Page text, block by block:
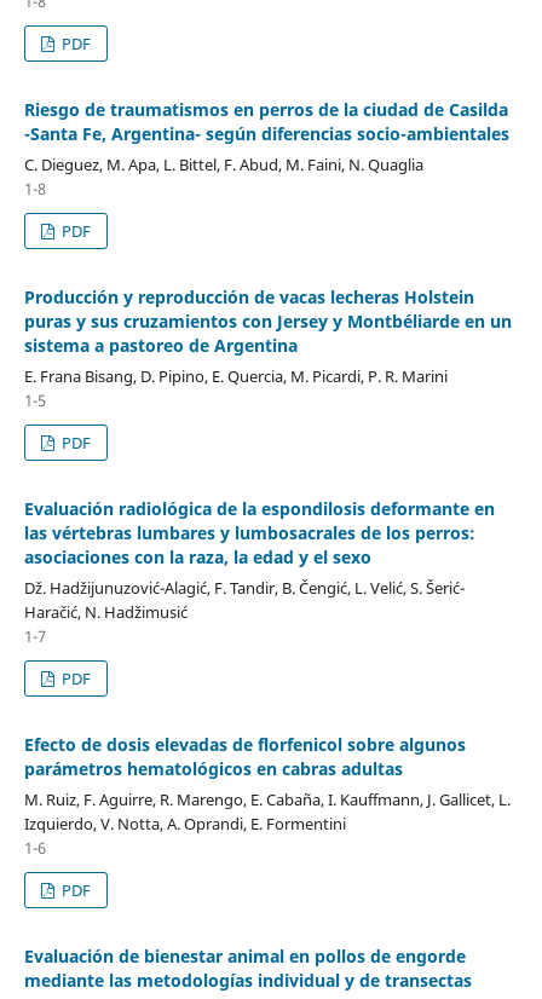
PDF
Riesgo de traumatismos en perros de la ciudad de Casilda
-Santa Fe, Argentina- según diferencias socio-ambientales
C. Dieguez, M. Apa, L. Bittel, F. Abud, M. Faini, N. Quaglia
1-8
PDF
Producción y reproducción de vacas lecheras Holstein
puras y sus cruzamientos con Jersey y Montbéliarde en un
sistema a pastoreo de Argentina
E. Frana Bisang, D. Pipino, E. Quercia, M. Picardi, P. R. Marini
1-5
PDF
Evaluación radiológica de la espondilosis deformante en
las vértebras lumbares y lumbosacrales de los perros:
asociaciones con la raza, la edad y el sexo
Dž. Hadžijunuzović-Alagić, F. Tandir, B. Čengić, L. Velić, S. Šerić-
Haračić, N. Hadžimusić
1-7
PDF
Efecto de dosis elevadas de florfenicol sobre algunos
parámetros hematológicos en cabras adultas
M. Ruiz, F. Aguirre, R. Marengo, E. Cabaña, I. Kauffmann, J. Gallicet, L.
Izquierdo, V. Notta, A. Oprandi, E. Formentini
1-6
PDF
Evaluación de bienestar animal en pollos de engorde
mediante las metodologías individual y de transectas